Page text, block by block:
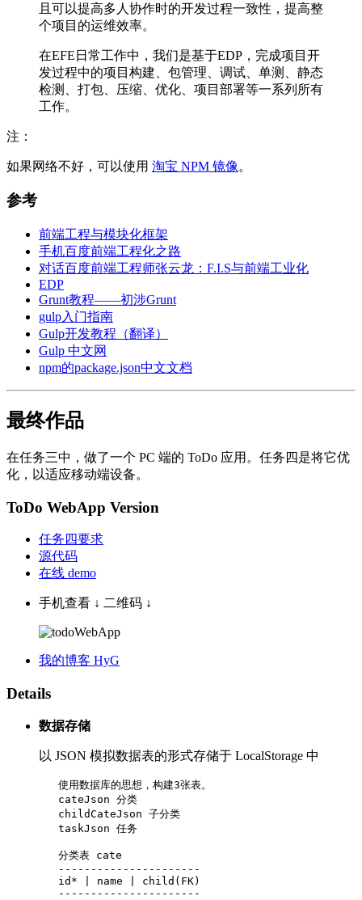
且可以提高多人协作时的开发过程一致性，提高整
个项目的运维效率。
在EFE日常工作中，我们是基于EDP，完成项目开
发过程中的项目构建、包管理、调试、单测、静态
检测、打包、压缩、优化、项目部署等一系列所有
工作。
注：
如果网络不好，可以使用 淘宝 NPM 镜像。
参考
前端工程与模块化框架
手机百度前端工程化之路
对话百度前端工程师张云龙：F.I.S与前端工业化
EDP
Grunt教程——初涉Grunt
gulp入门指南
Gulp开发教程（翻译）
Gulp 中文网
npm的package.json中文文档
最终作品
在任务三中，做了一个 PC 端的 ToDo 应用。任务四是将它优
化，以适应移动端设备。
ToDo WebApp Version
任务四要求
源代码
在线 demo
手机查看 ↓ 二维码 ↓
我的博客 HyG
Details
数据存储
以 JSON 模拟数据表的形式存储于 LocalStorage 中
   使用数据库的思想，构建3张表。
   cateJson 分类
   childCateJson 子分类
   taskJson 任务
   分类表 cate
   ----------------------
   id* | name | child(FK)
   ----------------------